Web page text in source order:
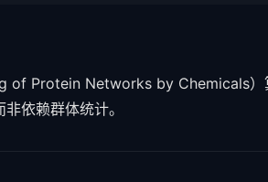
of Protein Networks by Chemicals
依赖群体统计。